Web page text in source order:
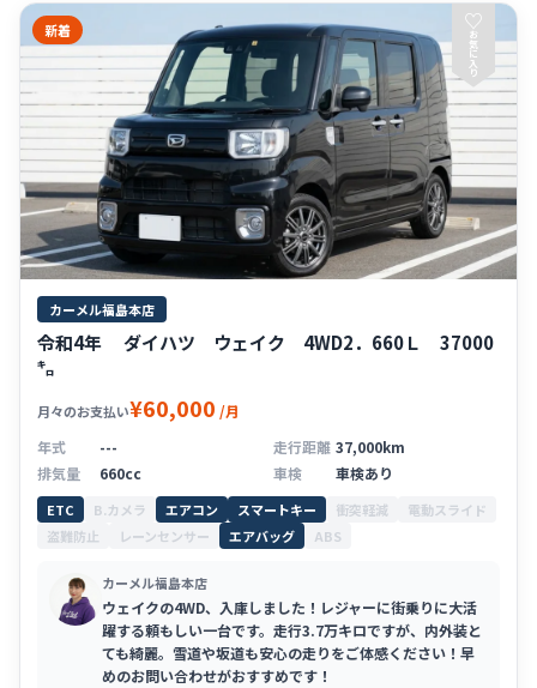
新着 ♡
お
気
に
入
り
カーメル福島本店
令和4年 ダイハツ ウェイク 4WD2．660Ｌ 37000
㌔
月々のお支払い¥60,000 /月
年式
--- 走行距離 37,000km
排気量
660cc 車検 車検あり
ETC B.カメラ エアコン スマートキー 衝突軽減
電動スライド
盗難防止
レーンセンサー エアバッグ ABS
カーメル福島本店
ウェイクの4WD、入庫しました！レジャーに街乗りに大活
躍する頼もしい一台です。走行3.7万キロですが、内外装と
ても綺麗。雪道や坂道も安心の走りをご体感ください！早
めのお問い合わせがおすすめです！